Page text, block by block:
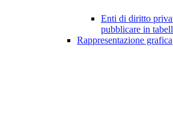
Enti di diritto
pubblicare in
Rappresentazione grafica